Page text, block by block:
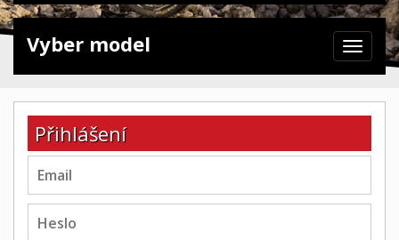
Zabrazit
navigaci
Vyber model
Přihlášení